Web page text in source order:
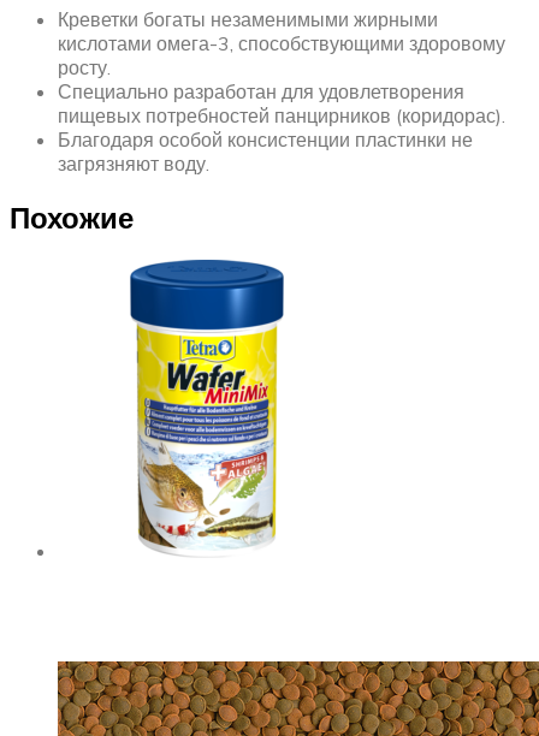
Креветки богаты незаменимыми жирными
кислотами омега-3, способствующими здоровому
росту.
Специально разработан для удовлетворения
пищевых потребностей панцирников (коридорас).
Благодаря особой консистенции пластинки не
загрязняют воду.
Похожие